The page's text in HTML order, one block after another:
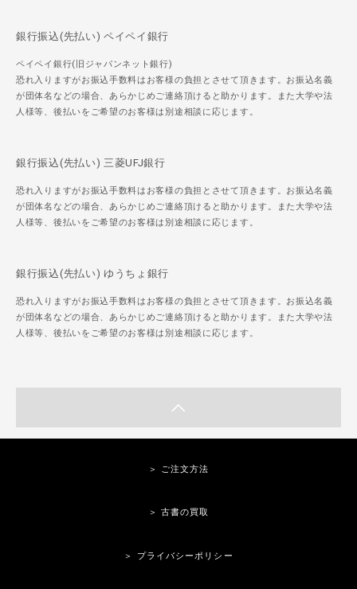
銀行振込(先払い) ペイペイ銀行
ペイペイ銀行(旧ジャパンネット銀行)
恐れ入りますがお振込手数料はお客様の負担とさせて頂きます。お振込名義
が団体名などの場合、あらかじめご連絡頂けると助かります。また大学や法
人様等、後払いをご希望のお客様は別途相談に応じます。
銀行振込(先払い) 三菱UFJ銀行
恐れ入りますがお振込手数料はお客様の負担とさせて頂きます。お振込名義
が団体名などの場合、あらかじめご連絡頂けると助かります。また大学や法
人様等、後払いをご希望のお客様は別途相談に応じます。
銀行振込(先払い) ゆうちょ銀行
恐れ入りますがお振込手数料はお客様の負担とさせて頂きます。お振込名義
が団体名などの場合、あらかじめご連絡頂けると助かります。また大学や法
人様等、後払いをご希望のお客様は別途相談に応じます。
＞ ご注文方法
＞ 古書の買取
＞ プライバシーポリシー